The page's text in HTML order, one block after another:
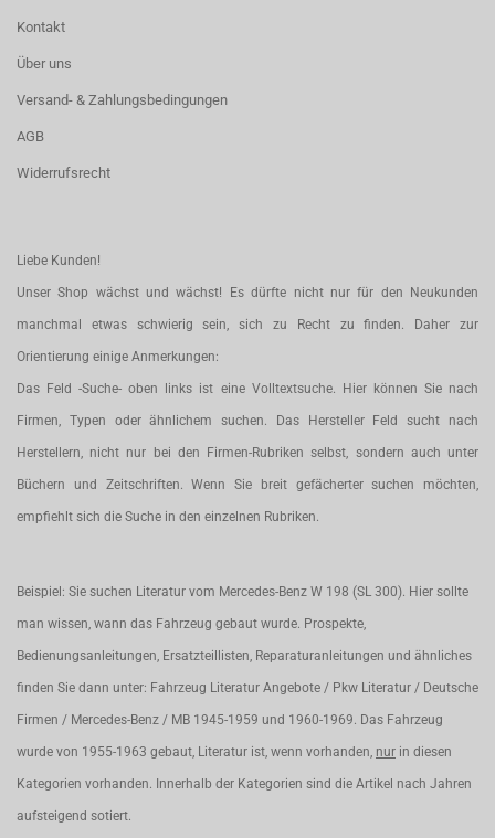
Kontakt
Über uns
Versand- & Zahlungsbedingungen
AGB
Widerrufsrecht
Liebe Kunden!
Unser Shop wächst und wächst! Es dürfte nicht nur für den Neukunden
manchmal etwas schwierig sein, sich zu Recht zu finden. Daher zur
Orientierung einige Anmerkungen:
Das Feld -Suche- oben links ist eine Volltextsuche. Hier können Sie nach
Firmen, Typen oder ähnlichem suchen. Das Hersteller Feld sucht nach
Herstellern, nicht nur bei den Firmen-Rubriken selbst, sondern auch unter
Büchern und Zeitschriften. Wenn Sie breit gefächerter suchen möchten,
empfiehlt sich die Suche in den einzelnen Rubriken.
Beispiel: Sie suchen Literatur vom Mercedes-Benz W 198 (SL 300). Hier sollte
man wissen, wann das Fahrzeug gebaut wurde. Prospekte,
Bedienungsanleitungen, Ersatzteillisten, Reparaturanleitungen und ähnliches
finden Sie dann unter: Fahrzeug Literatur Angebote / Pkw Literatur / Deutsche
Firmen / Mercedes-Benz / MB 1945-1959 und 1960-1969. Das Fahrzeug
wurde von 1955-1963 gebaut, Literatur ist, wenn vorhanden, nur in diesen
Kategorien vorhanden. Innerhalb der Kategorien sind die Artikel nach Jahren
aufsteigend sotiert.